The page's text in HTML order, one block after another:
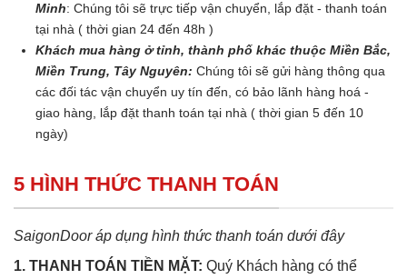
Minh: Chúng tôi sẽ trực tiếp vận chuyển, lắp đặt - thanh toán
tại nhà ( thời gian 24 đến 48h )
Khách mua hàng ở tỉnh, thành phố khác thuộc Miền Bắc,
Miền Trung, Tây Nguyên: Chúng tôi sẽ gửi hàng thông qua
các đối tác vận chuyển uy tín đến, có bảo lãnh hàng hoá -
giao hàng, lắp đặt thanh toán tại nhà ( thời gian 5 đến 10
ngày)
5 HÌNH THỨC THANH TOÁN
SaigonDoor áp dụng hình thức thanh toán dưới đây
1. THANH TOÁN TIỀN MẶT: Quý Khách hàng có thể